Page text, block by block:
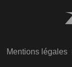
Mentions légales